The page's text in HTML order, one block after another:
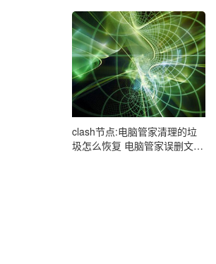
clash节点:电脑管家清理的垃
圾怎么恢复 电脑管家误删文件